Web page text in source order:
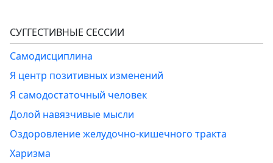
СУГГЕСТИВНЫЕ СЕССИИ
Самодисциплина
Я центр позитивных изменений
Я самодостаточный человек
Долой навязчивые мысли
Оздоровление желудочно-кишечного тракта
Харизма